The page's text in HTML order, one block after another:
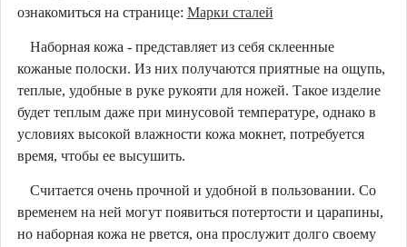
ознакомиться на странице: Марки сталей
Наборная кожа - представляет из себя склеенные
кожаные полоски. Из них получаются приятные на ощупь,
теплые, удобные в руке рукояти для ножей. Такое изделие
будет теплым даже при минусовой температуре, однако в
условиях высокой влажности кожа мокнет, потребуется
время, чтобы ее высушить.
Считается очень прочной и удобной в пользовании. Со
временем на ней могут появиться потертости и царапины,
но наборная кожа не рвется, она прослужит долго своему